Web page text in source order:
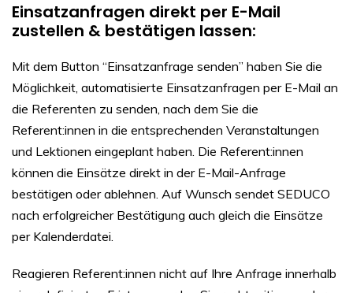
Einsatzanfragen direkt per E-Mail
zustellen & bestätigen lassen:
Mit dem Button “Einsatzanfrage senden” haben Sie die
Möglichkeit, automatisierte Einsatzanfragen per E-Mail an
die Referenten zu senden, nach dem Sie die
Referent:innen in die entsprechenden Veranstaltungen
und Lektionen eingeplant haben. Die Referent:innen
können die Einsätze direkt in der E-Mail-Anfrage
bestätigen oder ablehnen. Auf Wunsch sendet SEDUCO
nach erfolgreicher Bestätigung auch gleich die Einsätze
per Kalenderdatei.
Reagieren Referent:innen nicht auf Ihre Anfrage innerhalb